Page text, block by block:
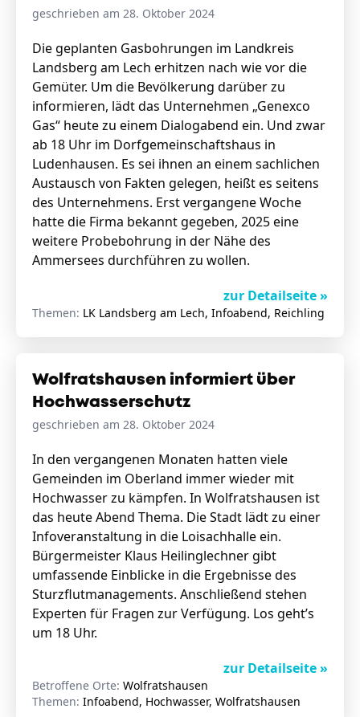
geschrieben am 28. Oktober 2024
Die geplanten Gasbohrungen im Landkreis
Landsberg am Lech erhitzen nach wie vor die
Gemüter. Um die Bevölkerung darüber zu
informieren, lädt das Unternehmen „Genexco
Gas“ heute zu einem Dialogabend ein. Und zwar
ab 18 Uhr im Dorfgemeinschaftshaus in
Ludenhausen. Es sei ihnen an einem sachlichen
Austausch von Fakten gelegen, heißt es seitens
des Unternehmens. Erst vergangene Woche
hatte die Firma bekannt gegeben, 2025 eine
weitere Probebohrung in der Nähe des
Ammersees durchführen zu wollen.
zur Detailseite »
Themen: LK Landsberg am Lech, Infoabend, Reichling
Wolfratshausen informiert über
Hochwasserschutz
geschrieben am 28. Oktober 2024
In den vergangenen Monaten hatten viele
Gemeinden im Oberland immer wieder mit
Hochwasser zu kämpfen. In Wolfratshausen ist
das heute Abend Thema. Die Stadt lädt zu einer
Infoveranstaltung in die Loisachhalle ein.
Bürgermeister Klaus Heilinglechner gibt
umfassende Einblicke in die Ergebnisse des
Sturzflutmanagements. Anschließend stehen
Experten für Fragen zur Verfügung. Los geht’s
um 18 Uhr.
zur Detailseite »
Betroffene Orte: Wolfratshausen
Themen: Infoabend, Hochwasser, Wolfratshausen